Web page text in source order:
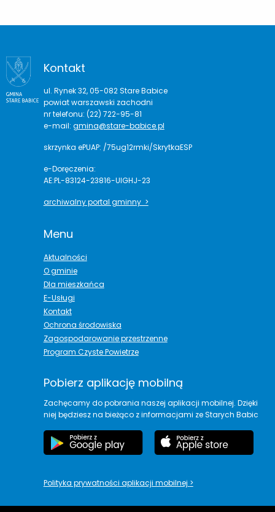
Kontakt
ul. Rynek 32, 05-082 Stare Babice
powiat warszawski zachodni
nr telefonu: (22) 722-95-81
e-mail: gmina@stare-babice.pl
skrzynka ePUAP: /75ug12rmki/SkrytkaESP
e-Doręczenia:
AE:PL-83124-23816-UIGHJ-23
archiwalny portal gminny >
Menu
Aktualności
O gminie
Dla mieszkańca
E-Usługi
Kontakt
Ochrona środowiska
Zagospodarowanie przestrzenne
Program Czyste Powietrze
Pobierz aplikację mobilną
Zachęcamy do pobrania naszej aplikacji mobilnej. Dzięki
niej będziesz na bieżąco z informacjami ze Starych Babic
Polityka prywatności aplikacji mobilnej >